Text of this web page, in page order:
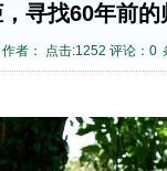
寻找60年前的
者： 点击:1252 评论： 0